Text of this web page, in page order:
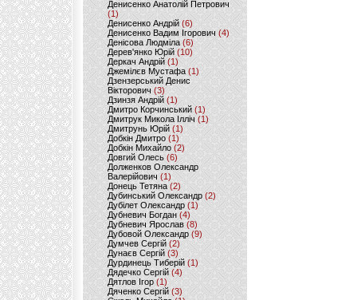
Денисенко Анатолій Петрович
(1)
Денисенко Андрій (6)
Денисенко Вадим Ігорович (4)
Денісова Людміла(6)
Дерев'янко Юрій(10)
Деркач Андрій(1)
Джемілєв Мустафа (1)
Дзензерський Денис
Вікторович (3)
Дзинзя Андрій (1)
Дмитро Корчинський (1)
Дмитрук Микола Ілліч (1)
Дмитрунь Юрій (1)
Добкін Дмитро(1)
Добкін Михайло (2)
Довгий Олесь (6)
Долженков Олександр
Валерійович (1)
Донець Тетяна (2)
Дубинський Олександр(2)
Дубілет Олександр (1)
Дубневич Богдан (4)
Дубневич Ярослав (8)
Дубовой Олександр(9)
Думчев Сергій (2)
Дунаєв Сергій(3)
Дурдинець Тиберій (1)
Дядечко Сергій (4)
Дятлов Ігор (1)
Дяченко Сергій (3)